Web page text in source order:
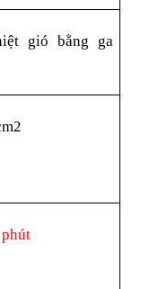
gió bằng ga
phút